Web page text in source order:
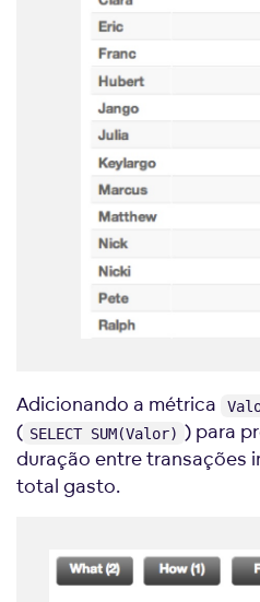
Adicionando a métrica
( SELECT SUM(Valor) ) para
duração entre transações
total gasto.